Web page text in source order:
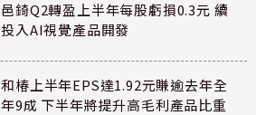
邑錡Q2轉盈上半年每股虧損0.3元 續
投入AI視覺產品開發
和椿上半年EPS達1.92元賺逾去年全
年9成 下半年將提升高毛利產品比重